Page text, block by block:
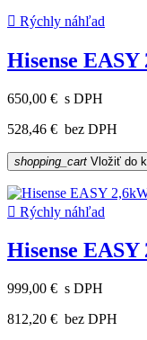
 Rýchly náhľad
Hisense
650,00 € s DPH
528,46 € bez DPH
shopping_cart Vložiť do
 Rýchly náhľad
Hisense
999,00 € s DPH
812,20 € bez DPH